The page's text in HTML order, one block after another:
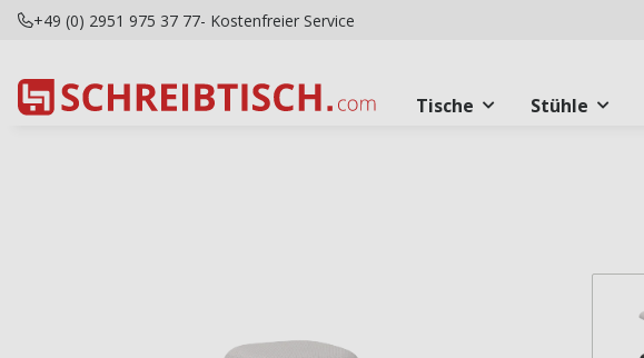
+49 (0) 2951 975 37 77- Kostenfreier Service
Tische Stühle